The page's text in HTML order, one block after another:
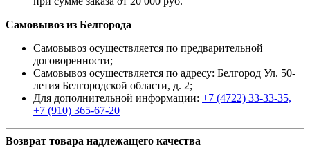
Самовывоз из Белгорода
Самовывоз осуществляется по предварительной
договоренности;
Самовывоз осуществляется по адресу: Белгород Ул. 50-
летия Белгородской области, д. 2;
Для дополнительной информации: +7 (4722) 33-33-35,
+7 (910) 365-67-20
Возврат товара надлежащего качества